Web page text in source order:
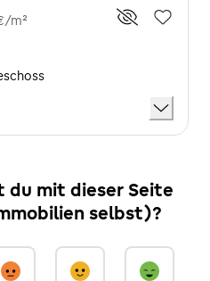
m²
du mit dieser Seite
selbst)?